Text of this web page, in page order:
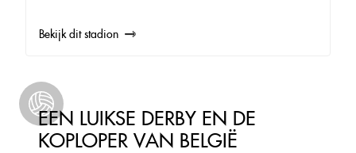
Bekijk dit stadion
EEN LUIKSE DERBY EN DE
KOPLOPER VAN BELGIË